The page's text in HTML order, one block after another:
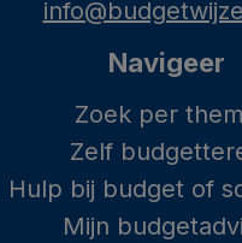
Navigeer
Zoek per
Zelf
Hulp bij budget of
Mijn